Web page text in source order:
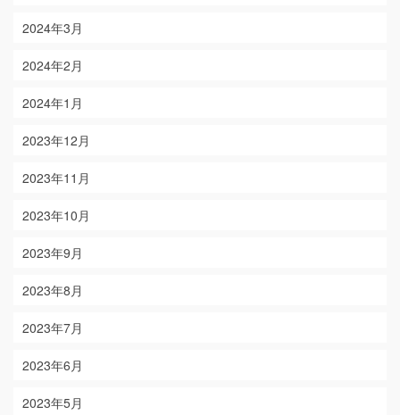
2024年3月
2024年2月
2024年1月
2023年12月
2023年11月
2023年10月
2023年9月
2023年8月
2023年7月
2023年6月
2023年5月